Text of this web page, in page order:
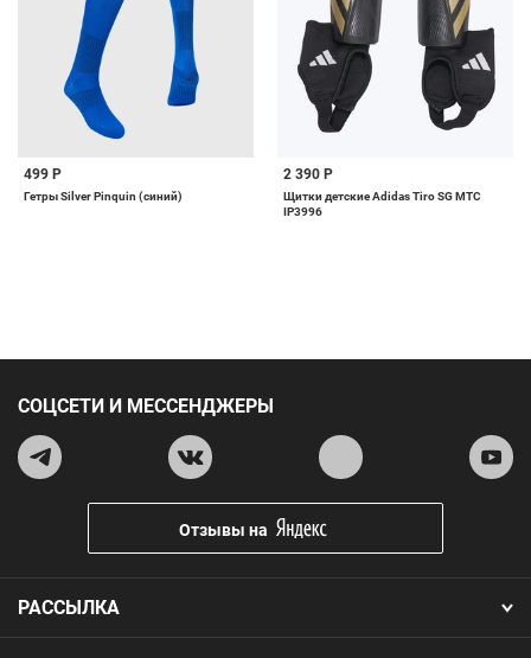
499 Р
Гетры Silver Pinquin (синий)
2 390 Р
Щитки детские Adidas Tiro SG MTC
IP3996
РАССЫЛКА
СОЦСЕТИ И МЕССЕНДЖЕРЫ
Отзывы на